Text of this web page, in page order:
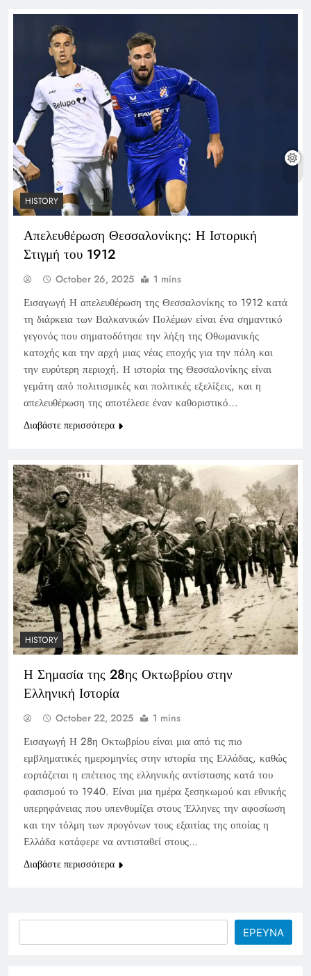
HISTORY
Απελευθέρωση Θεσσαλονίκης: Η Ιστορική
Στιγμή του 1912
October 26, 2025 1 mins
Εισαγωγή Η απελευθέρωση της Θεσσαλονίκης το 1912 κατά
τη διάρκεια των Βαλκανικών Πολέμων είναι ένα σημαντικό
γεγονός που σηματοδότησε την λήξη της Οθωμανικής
κατοχής και την αρχή μιας νέας εποχής για την πόλη και
την ευρύτερη περιοχή. Η ιστορία της Θεσσαλονίκης είναι
γεμάτη από πολιτισμικές και πολιτικές εξελίξεις, και η
απελευθέρωση της αποτέλεσε έναν καθοριστικό…
Διαβάστε περισσότερα
HISTORY
Η Σημασία της 28ης Οκτωβρίου στην
Ελληνική Ιστορία
October 22, 2025 1 mins
Εισαγωγή Η 28η Οκτωβρίου είναι μια από τις πιο
εμβληματικές ημερομηνίες στην ιστορία της Ελλάδας, καθώς
εορτάζεται η επέτειος της ελληνικής αντίστασης κατά του
φασισμού το 1940. Είναι μια ημέρα ξεσηκωμού και εθνικής
υπερηφάνειας που υπενθυμίζει στους Έλληνες την αφοσίωση
και την τόλμη των προγόνων τους εξαιτίας της οποίας η
Ελλάδα κατάφερε να αντισταθεί στους…
Διαβάστε περισσότερα
ΕΡΕΥΝΑ